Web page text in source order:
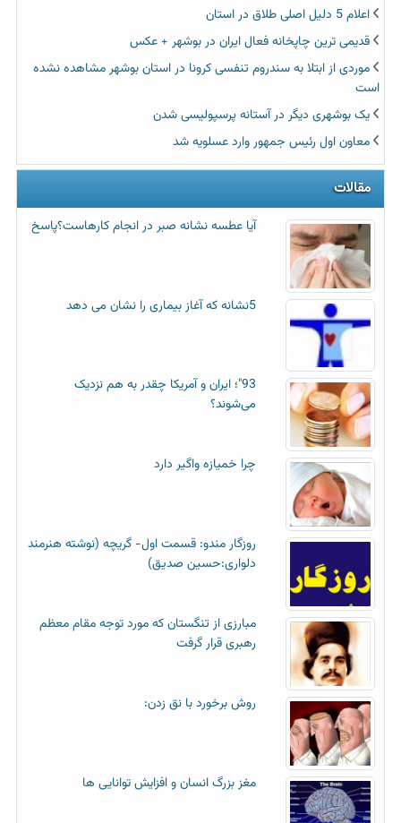
اعلام 5 دلیل اصلی طلاق در استان
قدیمی ترین چاپخانه فعال ایران در بوشهر + عکس
موردی از ابتلا به سندروم تنفسی کرونا در استان بوشهر مشاهده نشده
است
یک بوشهری دیگر در آستانه پرسپولیسی شدن
معاون اول رئیس جمهور وارد عسلویه شد
مقالات
آیا عطسه‌ نشانه صبر در انجام کارهاست؟پاسخ
5نشانه که آغاز بیماری را نشان می دهد
93"؛ ایران و آمریکا چقدر به هم نزدیک
می‌شوند؟
چرا خمیازه واگیر دارد
روزگار مندو: قسمت اول- گریچه (نوشته هنرمند
دلواری:حسین صدیق)
مبارزی از تنگستان که مورد توجه مقام معظم
رهبری قرار گرفت
روش برخورد با نق زدن:
مغز بزرگ انسان و افزایش توانایی ها